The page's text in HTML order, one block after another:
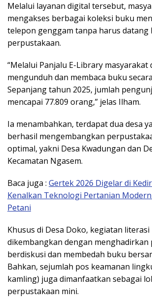
Melalui layanan digital tersebut,
mengakses berbagai koleksi buku
telepon genggam tanpa harus datang
perpustakaan.
“Melalui Panjalu E-Library masyarakat
mengunduh dan membaca buku
Sepanjang tahun 2025, jumlah
mencapai 77.809 orang,” jelas Ilham.
Ia menambahkan, terdapat dua desa
berhasil mengembangkan
optimal, yakni Desa Kwadungan dan
Kecamatan Ngasem.
Baca juga : Gertek 2026 Digelar di
Kenalkan Teknologi Pertanian
Petani
Khusus di Desa Doko, kegiatan
dikembangkan dengan
berdiskusi dan membedah buku
Bahkan, sejumlah pos keamanan
kamling) juga dimanfaatkan sebagai
perpustakaan mini.